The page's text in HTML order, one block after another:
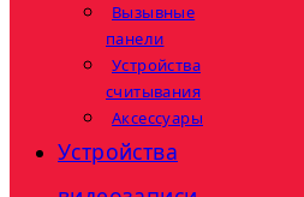
Вызывные
панели
Устройства
считывания
Аксессуары
Устройства